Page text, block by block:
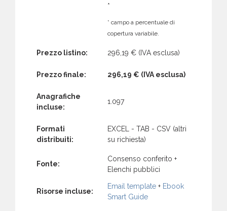
*
* campo a percentuale di
copertura variabile.
Prezzo listino: 296,19 € (IVA esclusa)
Prezzo finale: 296,19 € (IVA esclusa)
Anagrafiche
incluse:
1.097
Formati
distribuiti:
EXCEL - TAB - CSV (altri
su richiesta)
Fonte:
Consenso conferito +
Elenchi pubblici
Risorse incluse:
Email template + Ebook
Smart Guide